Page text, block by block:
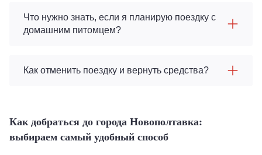
Что нужно знать, если я планирую поездку с
домашним питомцем?
Как отменить поездку и вернуть средства?
Как добраться до города Новополтавка:
выбираем самый удобный способ